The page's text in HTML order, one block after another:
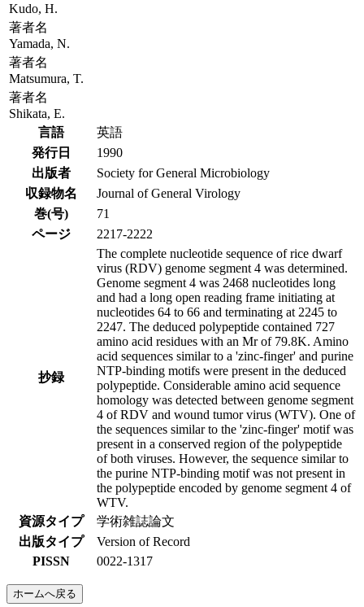
Kudo, H.
著者名
Yamada, N.
著者名
Matsumura, T.
著者名
Shikata, E.
言語
英語
発行日
1990
出版者
Society for General Microbiology
収録物名
Journal of General Virology
巻(号)
71
ページ
2217-2222
抄録
The complete nucleotide sequence of rice dwarf
virus (RDV) genome segment 4 was determined.
Genome segment 4 was 2468 nucleotides long
and had a long open reading frame initiating at
nucleotides 64 to 66 and terminating at 2245 to
2247. The deduced polypeptide contained 727
amino acid residues with an Mr of 79.8K. Amino
acid sequences similar to a 'zinc-finger' and purine
NTP-binding motifs were present in the deduced
polypeptide. Considerable amino acid sequence
homology was detected between genome segment
4 of RDV and wound tumor virus (WTV). One of
the sequences similar to the 'zinc-finger' motif was
present in a conserved region of the polypeptide
of both viruses. However, the sequence similar to
the purine NTP-binding motif was not present in
the polypeptide encoded by genome segment 4 of
WTV.
資源タイプ
学術雑誌論文
出版タイプ
Version of Record
PISSN
0022-1317
ホームへ戻る